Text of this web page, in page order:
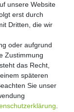
unsere Website
erst durch
Dritten, die wir
oder aufgrund
Zustimmung
das Recht,
späteren
Sie unser
unsere Website
erst durch
Dritten, die wir
oder aufgrund
Zustimmung
das Recht,
späteren
Sie unser